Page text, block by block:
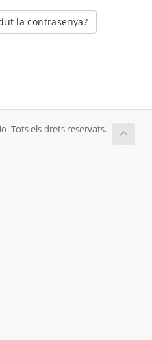
la contrasenya?
Tots els drets reservats.